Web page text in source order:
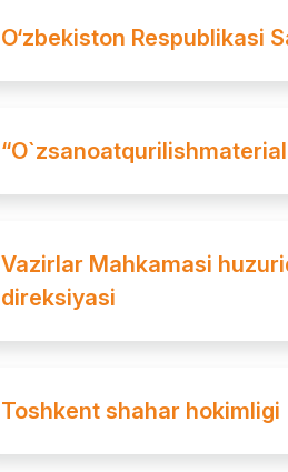
O‘zbekiston Respublikasi
Vazirlar Mahkamasi
direksiyasi
Toshkent shahar hokimligi